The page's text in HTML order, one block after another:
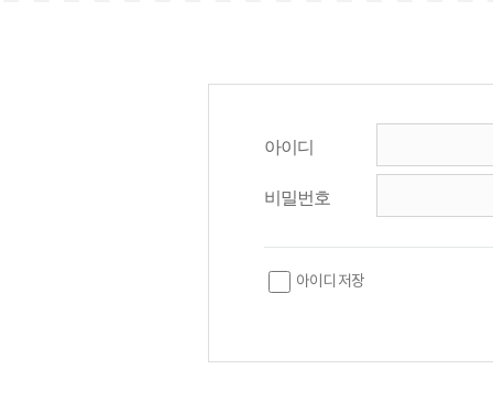
아이디
비밀번호
아이디 저장